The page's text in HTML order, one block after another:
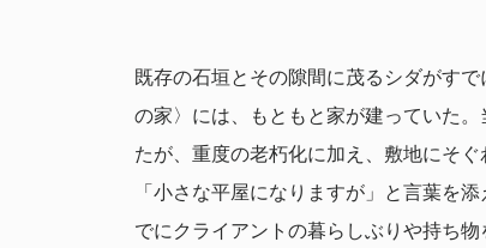
既存の石垣とその隙間に茂るシダがす
の家〉には、もともと家が建っていた
たが、重度の老朽化に加え、敷地にそぐ
「小さな平屋になりますが」と言葉を
でにクライアントの暮らしぶりや持ち